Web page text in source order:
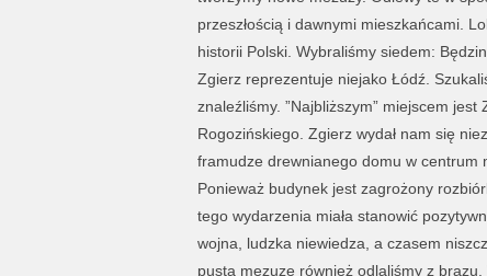
przeszłością i dawnymi mieszkańcami.
historii Polski. Wybraliśmy siedem:
Zgierz reprezentuje niejako Łódź.
znaleźliśmy. ”Najbliższym” miejscem
Rogozińskiego. Zgierz wydał nam się
framudze drewnianego domu w centrum
Ponieważ budynek jest zagrożony
tego wydarzenia miała stanowić
wojna, ludzka niewiedza, a czasem
pustą mezuzę również odlaliśmy z